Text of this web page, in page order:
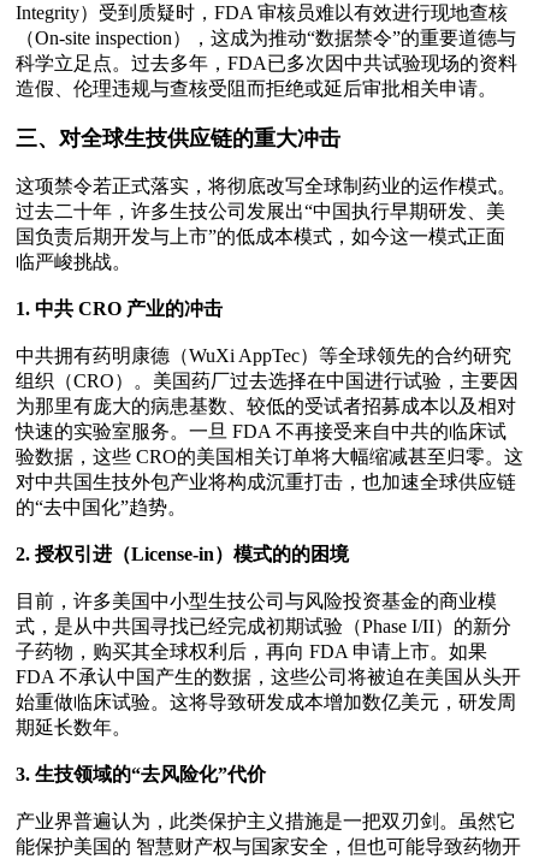
Integrity）受到质疑时，FDA 审核员难以有效进行现地查核
（On-site inspection），这成为推动“数据禁令”的重要道德与
科学立足点。过去多年，FDA已多次因中共试验现场的资料
造假、伦理违规与查核受阻而拒绝或延后审批相关申请。
三、对全球生技供应链的重大冲击
这项禁令若正式落实，将彻底改写全球制药业的运作模式。
过去二十年，许多生技公司发展出“中国执行早期研发、美
国负责后期开发与上市”的低成本模式，如今这一模式正面
临严峻挑战。
1. 中共 CRO 产业的冲击
中共拥有药明康德（WuXi AppTec）等全球领先的合约研究
组织（CRO）。美国药厂过去选择在中国进行试验，主要因
为那里有庞大的病患基数、较低的受试者招募成本以及相对
快速的实验室服务。一旦 FDA 不再接受来自中共的临床试
验数据，这些 CRO的美国相关订单将大幅缩减甚至归零。这
对中共国生技外包产业将构成沉重打击，也加速全球供应链
的“去中国化”趋势。
2. 授权引进（License-in）模式的的困境
目前，许多美国中小型生技公司与风险投资基金的商业模
式，是从中共国寻找已经完成初期试验（Phase I/II）的新分
子药物，购买其全球权利后，再向 FDA 申请上市。如果
FDA 不承认中国产生的数据，这些公司将被迫在美国从头开
始重做临床试验。这将导致研发成本增加数亿美元，研发周
期延长数年。
3. 生技领域的“去风险化”代价
产业界普遍认为，此类保护主义措施是一把双刃剑。虽然它
能保护美国的 智慧财产权与国家安全，但也可能导致药物开